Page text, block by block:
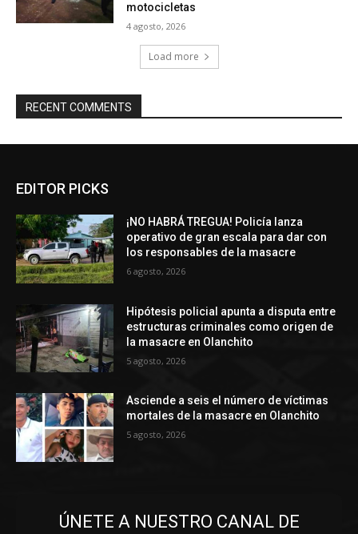
motocicletas
4 agosto, 2026
Load more
RECENT COMMENTS
EDITOR PICKS
¡NO HABRÁ TREGUA! Policía lanza
operativo de gran escala para dar con
los responsables de la masacre
6 agosto, 2026
Hipótesis policial apunta a disputa entre
estructuras criminales como origen de
la masacre en Olanchito
5 agosto, 2026
Asciende a seis el número de víctimas
mortales de la masacre en Olanchito
5 agosto, 2026
ÚNETE A NUESTRO CANAL DE